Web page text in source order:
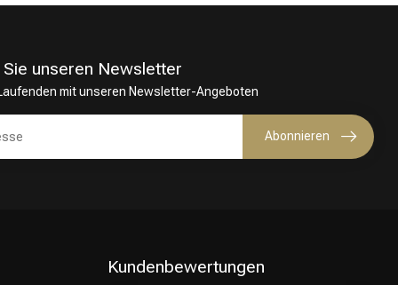
unseren Newsletter
mit unseren Newsletter-Angeboten
Abonnieren
Kundenbewertungen